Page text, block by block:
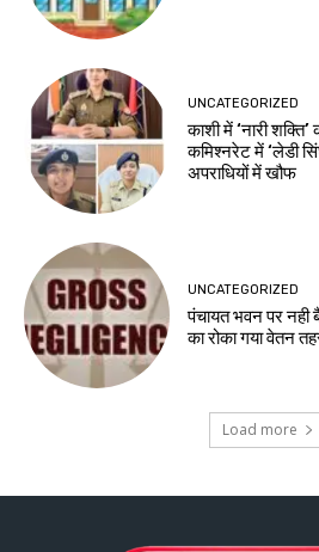
UNCATEGORIZED
काशी में ‘नारी
कमिश्नरेट में ‘लेडी
अपराधियों में खौफ
UNCATEGORIZED
पंचायत भवन पर नही
का रोका गया वेतन
Load more